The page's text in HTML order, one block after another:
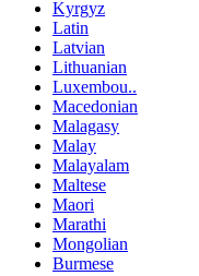
Kyrgyz
Latin
Latvian
Lithuanian
Luxembou..
Macedonian
Malagasy
Malay
Malayalam
Maltese
Maori
Marathi
Mongolian
Burmese